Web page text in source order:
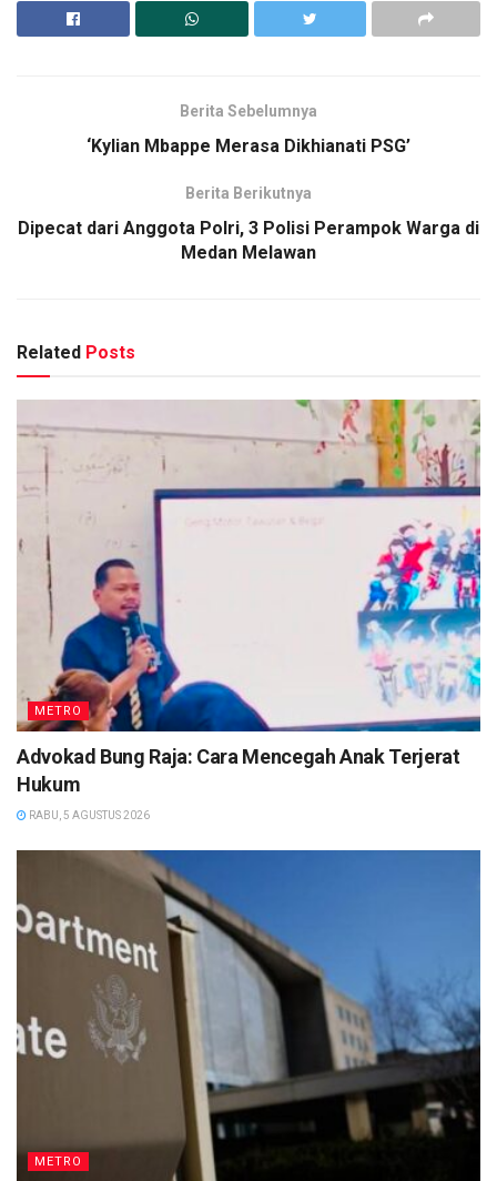
Berita Sebelumnya
‘Kylian Mbappe Merasa Dikhianati PSG’
Berita Berikutnya
Dipecat dari Anggota Polri, 3 Polisi Perampok Warga di
Medan Melawan
Related Posts
METRO
Advokad Bung Raja: Cara Mencegah Anak Terjerat
Hukum
RABU, 5 AGUSTUS 2026
METRO